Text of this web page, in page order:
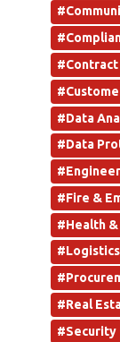
#Data
#Data
#Fire &
#Health
#Logistics
#Real
#Security